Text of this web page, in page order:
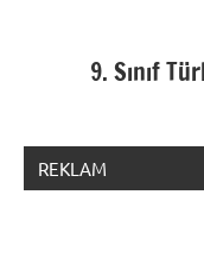
9. Sınıf
REKLAM